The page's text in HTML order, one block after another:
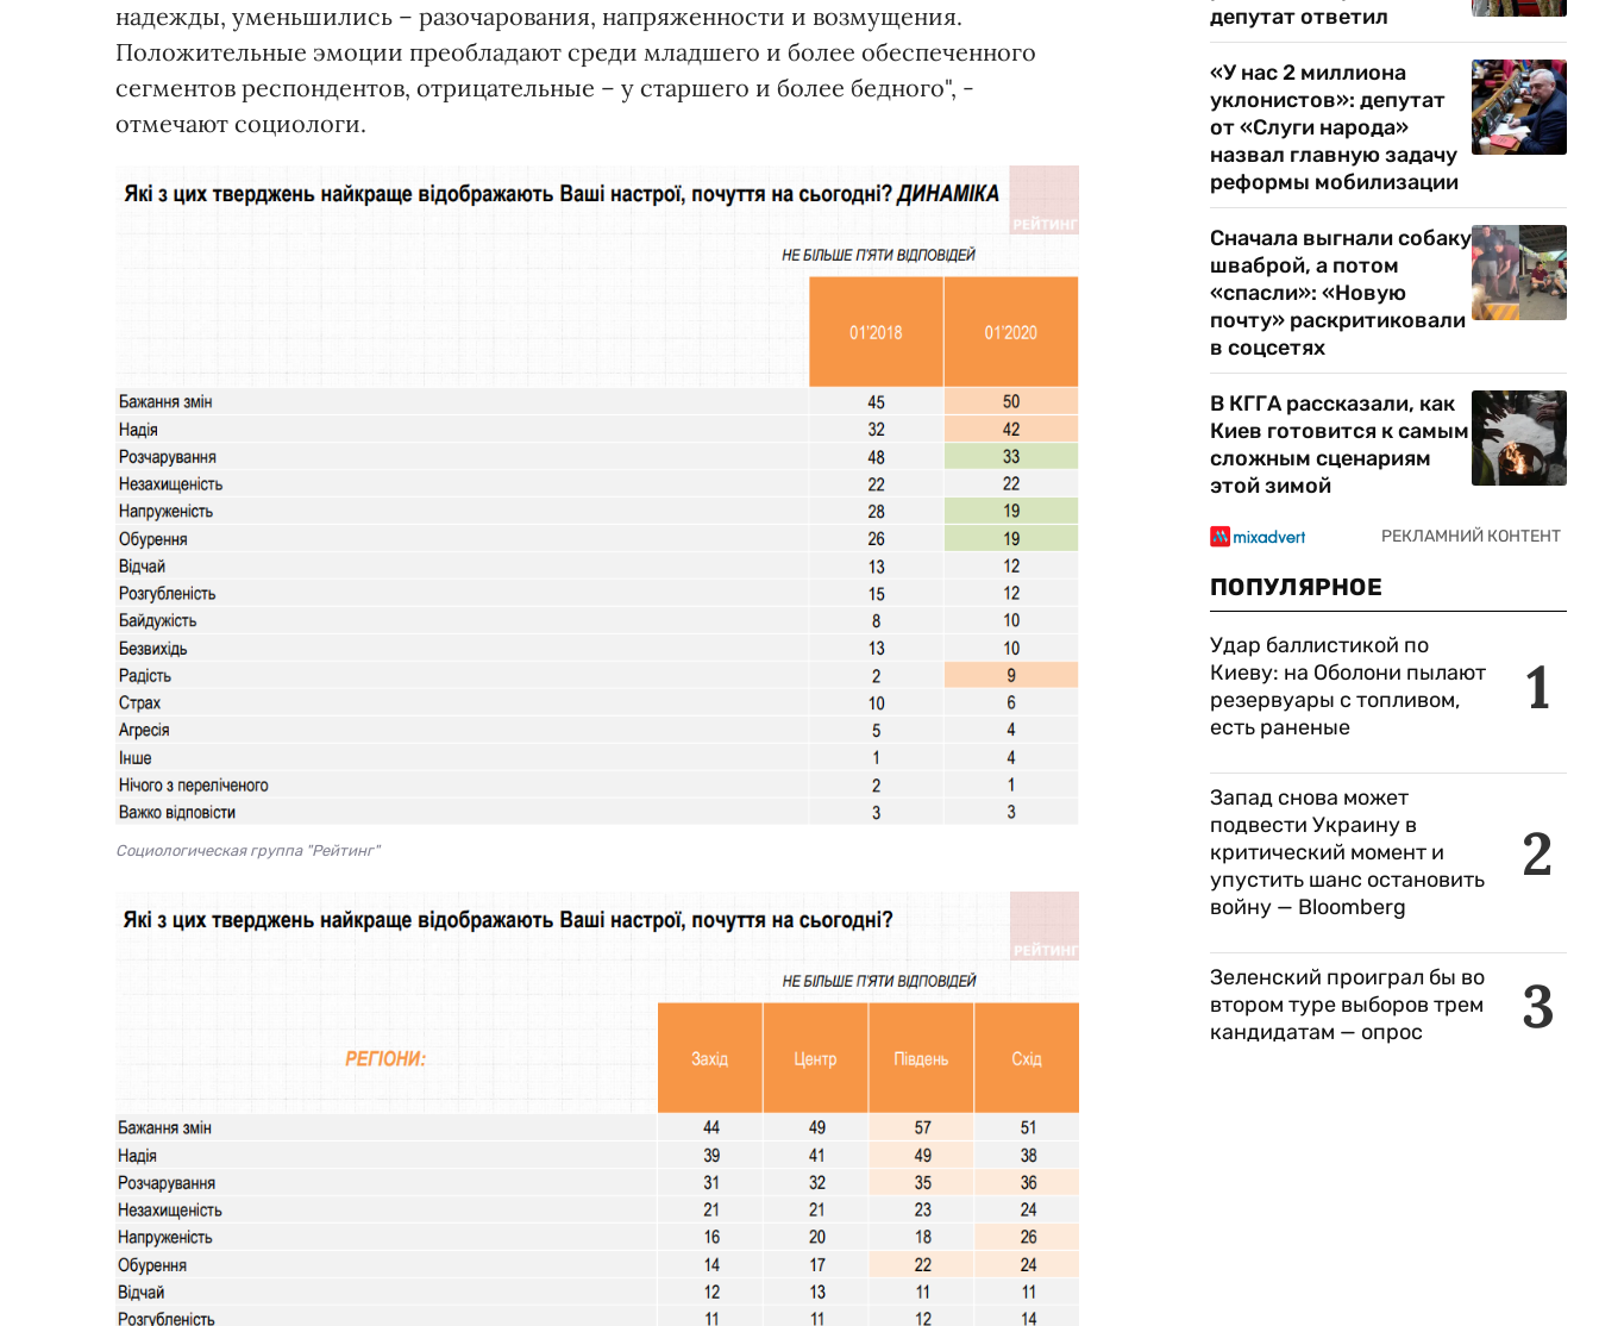
надежды, уменьшились – разочарования, напряженности и возмущения.
Положительные эмоции преобладают среди младшего и более обеспеченного
сегментов респондентов, отрицательные – у старшего и более бедного", -
отмечают социологи.
Социологическая группа "Рейтинг"
депутат ответил
«У нас 2 миллиона
уклонистов»: депутат
от «Слуги народа»
назвал главную задачу
реформы мобилизации
Сначала выгнали собаку
шваброй, а потом
«спасли»: «Новую
почту» раскритиковали
в соцсетях
В КГГА рассказали, как
Киев готовится к самым
сложным сценариям
этой зимой
ПОПУЛЯРНОЕ
1
Удар баллистикой по
Киеву: на Оболони пылают
резервуары с топливом,
есть раненые
2
Запад снова может
подвести Украину в
критический момент и
упустить шанс остановить
войну — Bloomberg
3
Зеленский проиграл бы во
втором туре выборов трем
кандидатам — опрос